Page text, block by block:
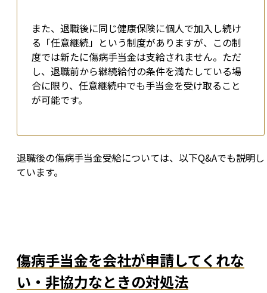
また、退職後に同じ健康保険に個人で加入し続け
る「任意継続」という制度がありますが、この制
度では新たに傷病手当金は支給されません。ただ
し、退職前から継続給付の条件を満たしている場
合に限り、任意継続中でも手当金を受け取ること
が可能です。
退職後の傷病手当金受給については、以下Q&Aでも説明し
ています。
傷病手当金を会社が申請してくれな
い・非協力なときの対処法